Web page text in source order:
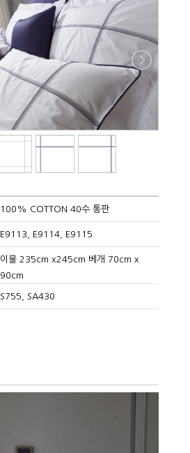
100% COTTON 40수 통판
E9113, E9114, E9115
이불 235cm x245cm 베개 70cm x
90cm
S755, SA430